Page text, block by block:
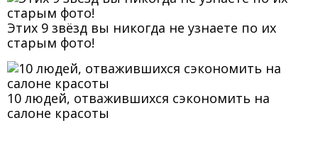
Этих 9 звёзд вы никогда не узнаете по их
старым фото!
10 людей, отважившихся сэкономить на
салоне красоты